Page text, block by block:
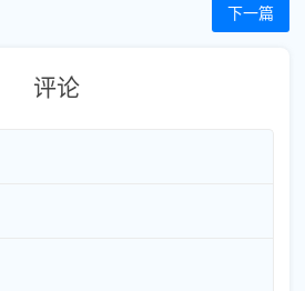
下一篇
评论